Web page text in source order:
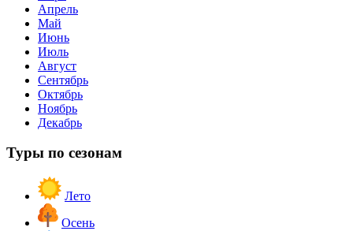
Апрель
Май
Июнь
Июль
Август
Сентябрь
Октябрь
Ноябрь
Декабрь
Туры по сезонам
Лето
Осень